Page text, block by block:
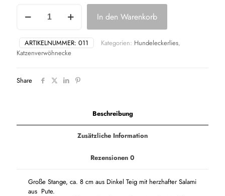
Menge
In den Warenkorb
ARTIKELNUMMER: 011 Kategorien: Hundeleckerlies,
Katzenverwöhnecke
Share
Beschreibung
Zusätzliche Information
Rezensionen 0
Große Stange, ca. 8 cm aus Dinkel Teig mit herzhafter Salami
aus Pute.